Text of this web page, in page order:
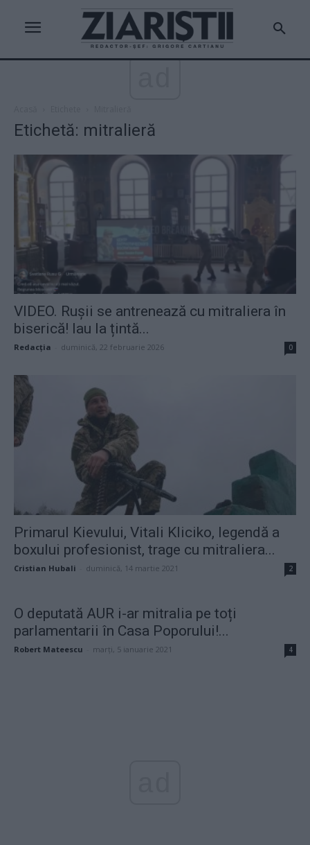
Etichetă: mitralieră
VIDEO. Rușii se antrenează cu mitraliera în
biserică! Iau la țintă...
Redacţia duminică, 22 februarie 2026 0
Primarul Kievului, Vitali Kliciko, legendă a
boxului profesionist, trage cu mitraliera...
Cristian Hubali duminică, 14 martie 2021 2
O deputată AUR i-ar mitralia pe toți
parlamentarii în Casa Poporului!...
Robert Mateescu marți, 5 ianuarie 2021 4